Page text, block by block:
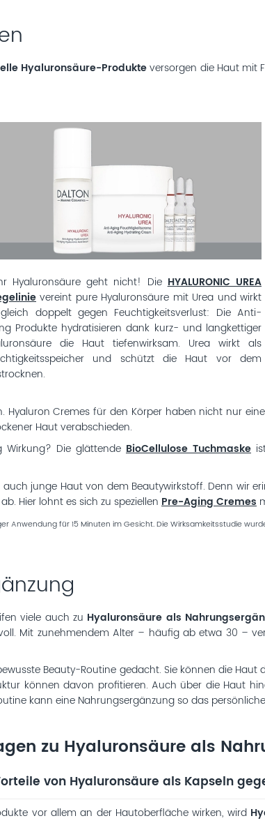
Hyaluronsäure-Produkteversorgen die Haut mit
Hyaluronsäure geht nicht! DieHYALURONIC UREA
vereint pure Hyaluronsäure mit Urea und wirkt
doppelt gegen Feuchtigkeitsverlust: Die Anti-
Produkte hydratisieren dank kurz- und langkettiger
die Haut tiefenwirksam. Urea wirkt als
und schützt die Haut vor dem
Cremes für den Körper haben nicht nur
Haut verabschieden.
Die glättende BioCellulose Tuchmaske
junge Haut von dem Beautywirkstoff. Denn wir
Hier lohnt es sich zu speziellen Pre-Aging Cremes
für 15 Minuten im Gesicht. Die Wirksamkeitsstudie
viele auch zu Hyaluronsäure als
Mit zunehmendem Alter – häufig ab etwa 30 –
Beauty-Routine gedacht. Sie können die
können davon profitieren. Auch über die Haut
kann eine Nahrungsergänzung so das
zu Hyaluronsäure als
von Hyaluronsäure als Kapseln
vor allem an der Hautoberfläche wirken, wird